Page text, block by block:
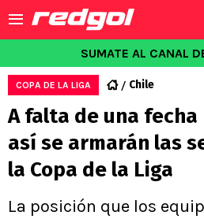
SUMATE AL CANAL
COPA DE LA LIGA Chile
A falta de una
así se armarán las
la Copa de la Liga
La posición que los